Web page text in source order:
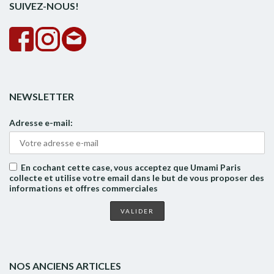
SUIVEZ-NOUS!
NEWSLETTER
Adresse e-mail:
En cochant cette case, vous acceptez que Umami Paris
collecte et utilise votre email dans le but de vous proposer des
informations et offres commerciales
NOS ANCIENS ARTICLES